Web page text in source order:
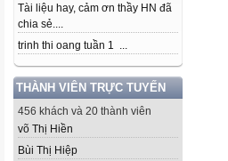
Tài liệu hay, cảm ơn thầy HN đã
chia sẻ....
trinh thi oang tuần 1 ...
THÀNH VIÊN TRỰC TUYẾN
456 khách và 20 thành viên
võ Thị Hiền
Bùi Thị Hiệp